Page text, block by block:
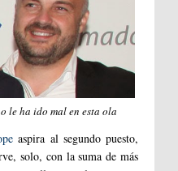
le ha ido mal en esta ola
aspira al segundo puesto,
solo, con la suma de más